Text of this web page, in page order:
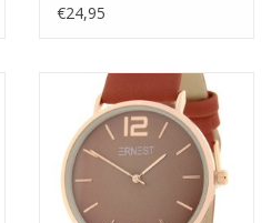
€24,95